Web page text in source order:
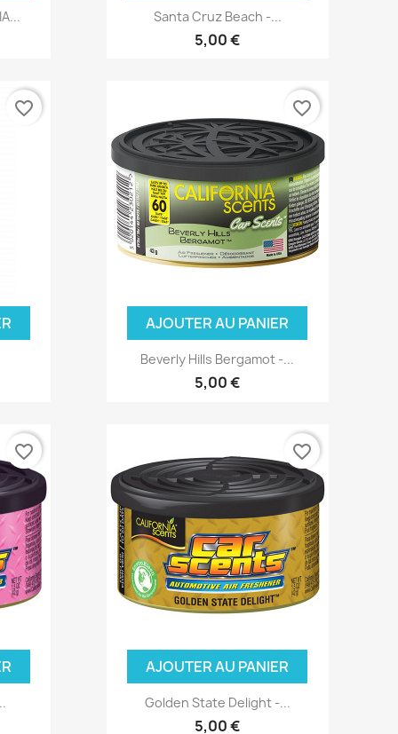
Santa Cruz Beach -...
5,00 €
favorite_border
AJOUTER AU PANIER
Beverly Hills Bergamot -...
5,00 €
favorite_border
favorite_border
AJOUTER AU PANIER
Golden State Delight -...
5,00 €
favorite_border